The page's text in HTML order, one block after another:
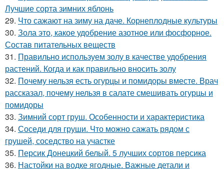
Лучшие сорта зимних яблонь
29. Что сажают на зиму на даче. Корнеплодные культуры
30. Зола это, какое удобрение азотное или фосфорное.
Состав питательных веществ
31. Правильно используем золу в качестве удобрения
растений. Когда и как правильно вносить золу
32. Почему нельзя есть огурцы и помидоры вместе. Врач
рассказал, почему нельзя в салате смешивать огурцы и
помидоры
33. Зимний сорт груш. Особенности и характеристика
34. Соседи для груши. Что можно сажать рядом с
грушей, соседство на участке
35. Персик Донецкий белый. 5 лучших сортов персика
36. Настойки на водке ягодные. Важные детали и